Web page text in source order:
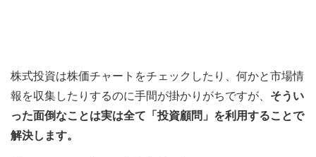
株式投資は株価チャートをチェックしたり、何かと市場情
報を収集したりするのに手間が掛かりがちですが、 そうい
った面倒なことは実は全て「投資顧問」を利用することで
解決します。